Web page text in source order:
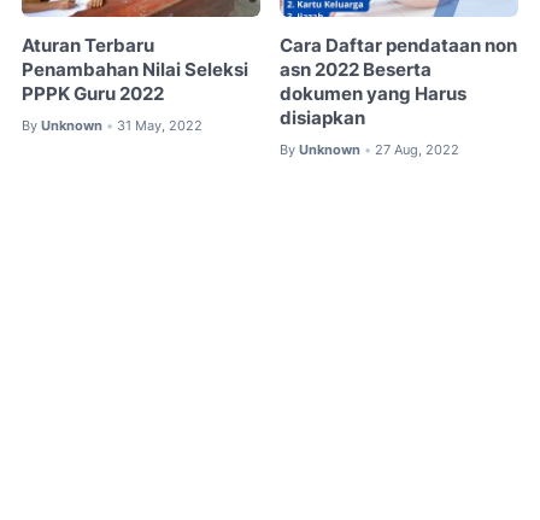
Aturan Terbaru
Penambahan Nilai Seleksi
PPPK Guru 2022
By Unknown • 31 May, 2022
Cara Daftar pendataan non
asn 2022 Beserta
dokumen yang Harus
disiapkan
By Unknown • 27 Aug, 2022